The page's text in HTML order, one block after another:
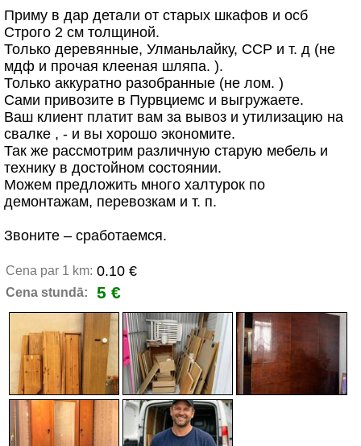
Приму в дар детали от старых шкафов и осб
Строго 2 см толщиной.
Только деревянные, Улманьлайку, ССР и т. д (не
мдф и прочая клееная шляпа. ).
Только аккуратно разобранные (не лом. )
Сами привозите в Пурвциемс и выгружаете.
Ваш клиент платит вам за вывоз и утилизацию на
свалке , - и вы хорошо экономите.
Так же рассмотрим различную старую мебель и
технику в достойном состоянии.
Можем предложить много халтурок по
демонтажам, перевозкам и т. п.
Звоните – сработаемся.
Cena par 1 km: 0.10 €
Cena stundā: 5 €